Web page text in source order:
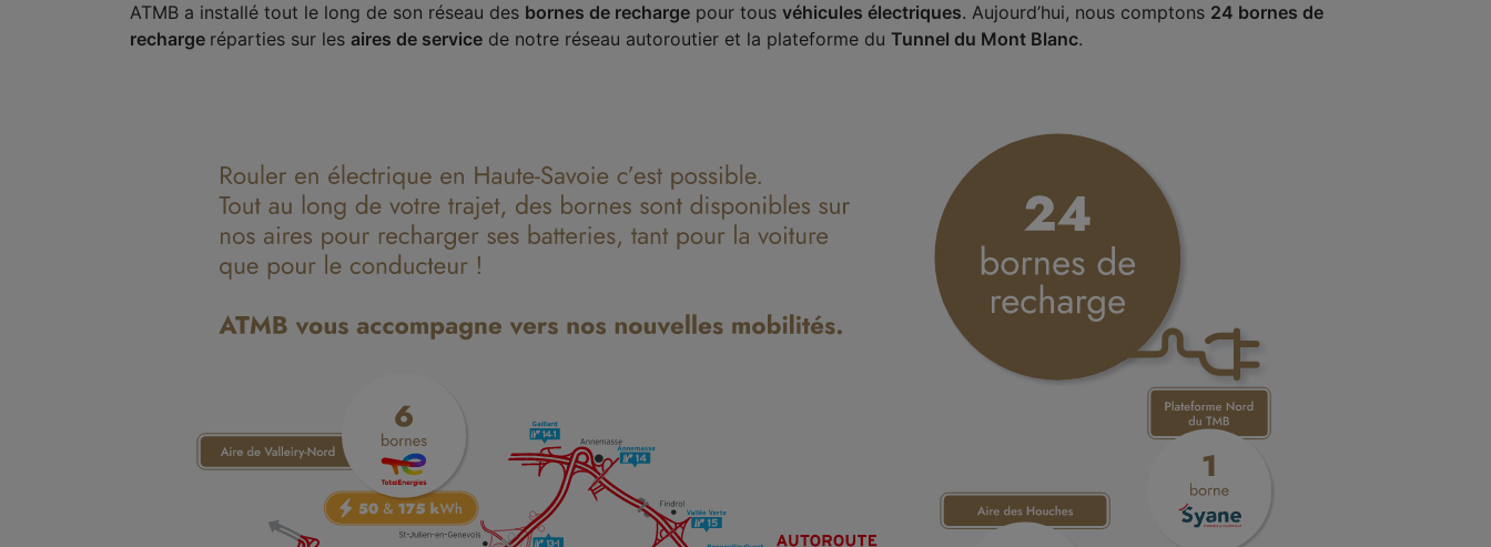
ATMB a installé tout le long de son réseau des bornes de recharge pour tous véhicules électriques. Aujourd’hui, nous comptons 24 bornes de
recharge réparties sur les aires de service de notre réseau autoroutier et la plateforme du Tunnel du Mont Blanc.